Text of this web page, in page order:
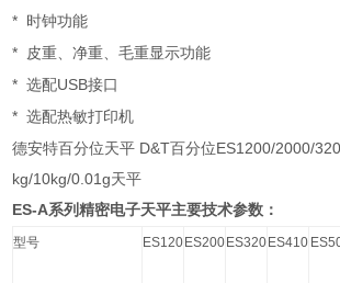
* 时钟功能
* 皮重、净重、毛重显示功能
*选配USB接口
*选配热敏打印机
德安特百分位天平 D&T百分位ES1200/2000/
kg/10kg/0.01g天平
ES-A系列精密电子天平主要技术参数：
型号 ES120 ES200 ES320 ES410